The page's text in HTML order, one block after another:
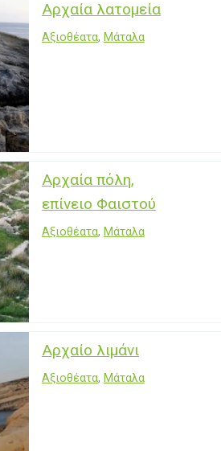
Αρχαία λατομεία
Αξιοθέατα, Μάταλα
Αρχαία πόλη,
επίνειο Φαιστού
Αξιοθέατα, Μάταλα
Αρχαίο λιμάνι
Αξιοθέατα, Μάταλα